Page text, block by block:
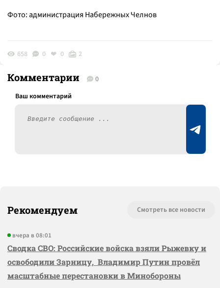
Фото: администрация Набережных Челнов
658 0 0 2
Комментарии 0
Рекомендуем Смотреть все новости
вчера в 08:01
Сводка СВО: Российские войска взяли Рыжевку и
освободили Зарницу, Владимир Путин провёл
масштабные перестановки в Минобороны